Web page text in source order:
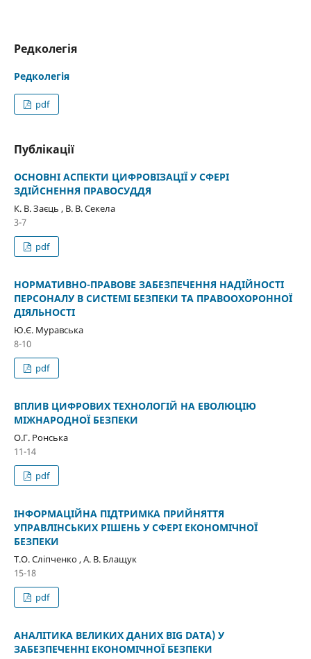
Редколегія
Редколегія
pdf
Публікації
ОСНОВНІ АСПЕКТИ ЦИФРОВІЗАЦІЇ У СФЕРІ
ЗДІЙСНЕННЯ ПРАВОСУДДЯ
К. В. Заєць , В. В. Секела
3-7
pdf
НОРМАТИВНО-ПРАВОВЕ ЗАБЕЗПЕЧЕННЯ НАДІЙНОСТІ
ПЕРСОНАЛУ В СИСТЕМІ БЕЗПЕКИ ТА ПРАВООХОРОННОЇ
ДІЯЛЬНОСТІ
Ю.Є. Муравська
8-10
pdf
ВПЛИВ ЦИФРОВИХ ТЕХНОЛОГІЙ НА ЕВОЛЮЦІЮ
МІЖНАРОДНОЇ БЕЗПЕКИ
О.Г. Ронська
11-14
pdf
ІНФОРМАЦІЙНА ПІДТРИМКА ПРИЙНЯТТЯ
УПРАВЛІНСЬКИХ РІШЕНЬ У СФЕРІ ЕКОНОМІЧНОЇ
БЕЗПЕКИ
Т.О. Сліпченко , А. В. Блащук
15-18
pdf
АНАЛІТИКА ВЕЛИКИХ ДАНИХ BIG DATA) У
ЗАБЕЗПЕЧЕННІ ЕКОНОМІЧНОЇ БЕЗПЕКИ